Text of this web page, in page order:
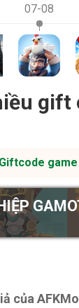
07-08
gift
Giftcode
của